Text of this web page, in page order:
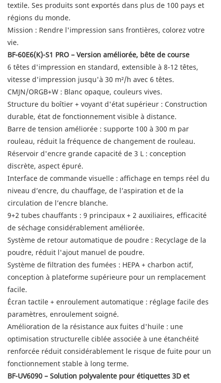
textile. Ses produits sont exportés dans plus de 100 pays et
régions du monde.
Mission : Rendre l'impression sans frontières, colorez votre
vie.
BF-60E6(K)-S1 PRO – Version améliorée, bête de course
6 têtes d'impression en standard, extensible à 8-12 têtes,
vitesse d'impression jusqu'à 30 m²/h avec 6 têtes.
CMJN/ORGB+W : Blanc opaque, couleurs vives.
Structure du boîtier + voyant d'état supérieur : Construction
durable, état de fonctionnement visible à distance.
Barre de tension améliorée : supporte 100 à 300 m par
rouleau, réduit la fréquence de changement de rouleau.
Réservoir d'encre grande capacité de 3 L : conception
discrète, aspect épuré.
Interface de commande visuelle : affichage en temps réel du
niveau d’encre, du chauffage, de l’aspiration et de la
circulation de l’encre blanche.
9+2 tubes chauffants : 9 principaux + 2 auxiliaires, efficacité
de séchage considérablement améliorée.
Système de retour automatique de poudre : Recyclage de la
poudre, réduit l'ajout manuel de poudre.
Système de filtration des fumées : HEPA + charbon actif,
conception à plateforme supérieure pour un remplacement
facile.
Écran tactile + enroulement automatique : réglage facile des
paramètres, enroulement soigné.
Amélioration de la résistance aux fuites d'huile : une
optimisation structurelle ciblée associée à une étanchéité
renforcée réduit considérablement le risque de fuite pour un
fonctionnement stable à long terme.
BF-UV6090 – Solution polyvalente pour étiquettes 3D et